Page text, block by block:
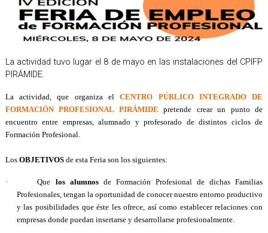
La actividad tuvo lugar el 8 de mayo en las instalaciones del CPIFP
PIRÁMIDE.
La actividad, que organiza elCENTRO PÚBLICO INTEGRADO DE
FORMACIÓN PROFESIONAL PIRÁMIDE pretende crear un punto de
encuentro entre empresas, alumnado y profesorado de distintos ciclos de
Formación Profesional.
Los OBJETIVOSde esta Feria son los siguientes:
· Que los alumnos de Formación Profesional de dichas Familias
Profesionales, tengan la oportunidad de conocer nuestro entorno productivo
y las posibilidades que éste les ofrece, así como establecer relaciones con
empresas donde puedan insertarse y desarrollarse profesionalmente.